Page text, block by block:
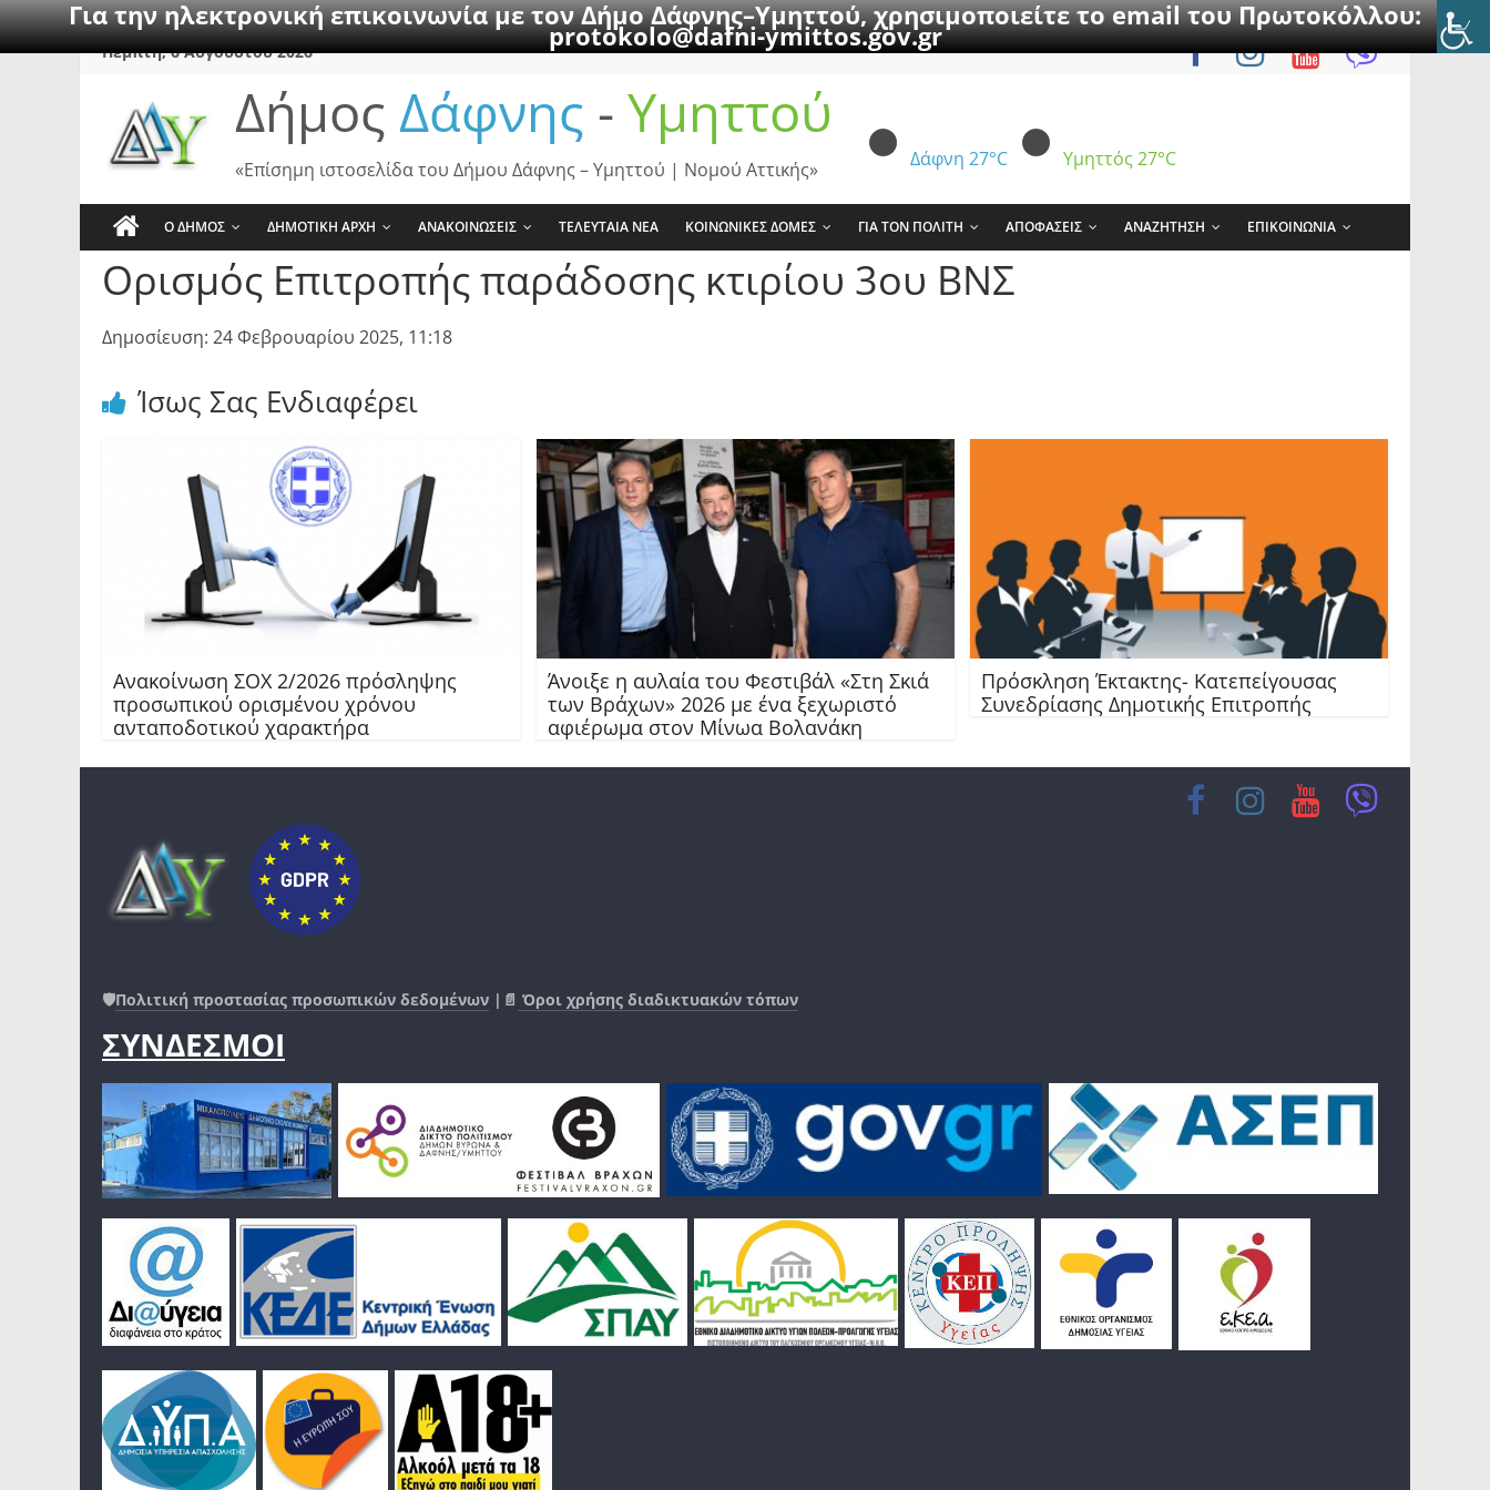
Για την ηλεκτρονική επικοινωνία με τον Δήμο Δάφνης–Υμηττού, χρησιμοποιείτε το email του Πρωτοκόλλου:
protokolo@dafni-ymittos.gov.gr
SkipΠέμπτη, 6 Αυγούστου 2026
Δήμος Δάφνης - Υμηττού
Δάφνη 27°C Υμηττός 27°C
«Επίσημη ιστοσελίδα του Δήμου Δάφνης – Υμηττού | Νομού Αττικής»
Ο ΔΗΜΟΣ ΔΗΜΟΤΙΚΗ ΑΡΧΗ ΑΝΑΚΟΙΝΩΣΕΙΣ ΤΕΛΕΥΤΑΙΑ ΝΕΑ ΚΟΙΝΩΝΙΚΕΣ ΔΟΜΕΣ ΓΙΑ ΤΟΝ ΠΟΛΙΤΗ ΑΠΟΦΑΣΕΙΣ ΑΝΑΖΗΤΗΣΗ ΕΠΙΚΟΙΝΩΝΙΑ
Ορισμός Επιτροπής παράδοσης κτιρίου 3ου ΒΝΣ
Δημοσίευση: 24 Φεβρουαρίου 2025, 11:18
Ίσως Σας Ενδιαφέρει
Ανακοίνωση ΣΟΧ 2/2026 πρόσληψης
προσωπικού ορισμένου χρόνου
ανταποδοτικού χαρακτήρα
Άνοιξε η αυλαία του Φεστιβάλ «Στη Σκιά
των Βράχων» 2026 με ένα ξεχωριστό
αφιέρωμα στον Μίνωα Βολανάκη
Πρόσκληση Έκτακτης- Κατεπείγουσας
Συνεδρίασης Δημοτικής Επιτροπής
🛡️Πολιτική προστασίας προσωπικών δεδομένων |📄 Όροι χρήσης διαδικτυακών τόπων
ΣΥΝΔΕΣΜΟΙ